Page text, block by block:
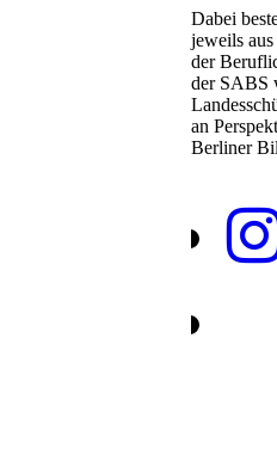
Dabei
jeweils
der
der SABS
an
Berliner